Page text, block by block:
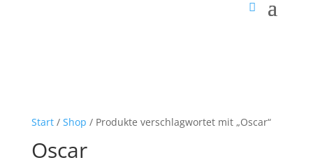
Start/ Shop / Produkte verschlagwortet mit „Oscar“
Oscar